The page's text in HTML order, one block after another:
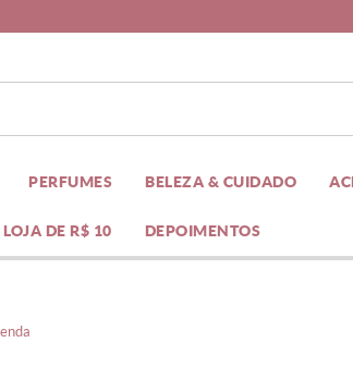
PERFUMES BELEZA & CUIDADO
LOJA DE R$ 10 DEPOIMENTOS